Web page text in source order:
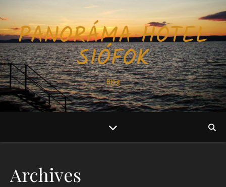
PANORÁMA HOTEL
SIÓFOK
Blog
Archives